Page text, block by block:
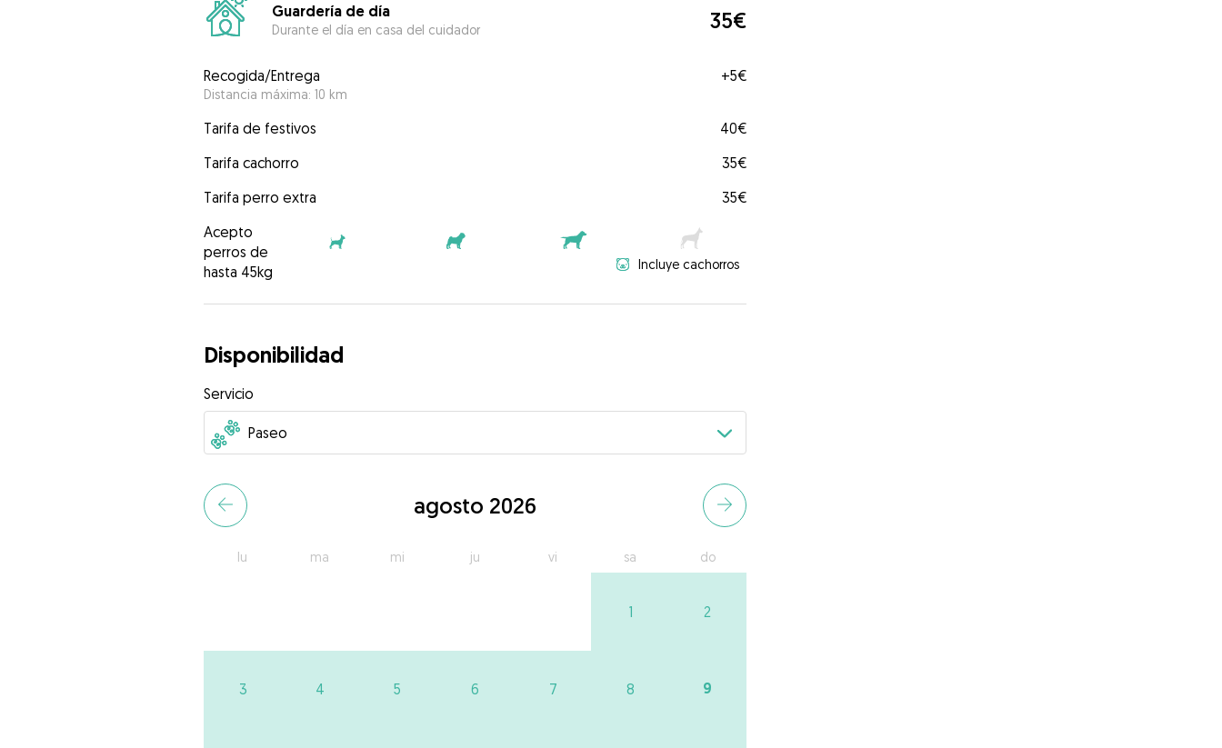
Guardería de día
Durante el día en casa del cuidador 35€
Recogida/Entrega
Distancia máxima: 10 km
+5€
Tarifa de festivos
40€
Tarifa cachorro
35€
Tarifa perro extra
35€
Acepto
perros de
hasta 45kg
Incluye cachorros
Disponibilidad
Servicio
agosto 2026
lu ma mi ju vi sa do
1 2
3 4 5 6 7 8 9